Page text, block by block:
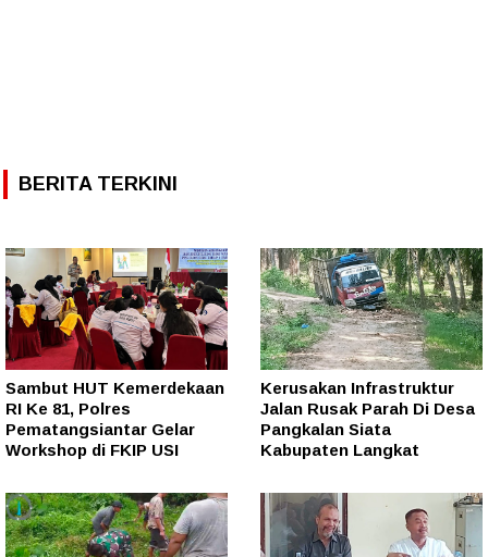
BERITA TERKINI
Sambut HUT Kemerdekaan
RI Ke 81, Polres
Pematangsiantar Gelar
Workshop di FKIP USI
Kerusakan Infrastruktur
Jalan Rusak Parah Di Desa
Pangkalan Siata
Kabupaten Langkat